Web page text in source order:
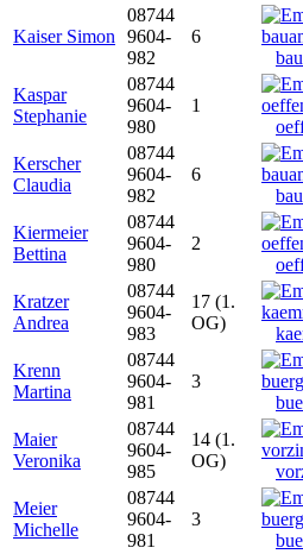
Kaiser Simon
08744
9604-
982
6
Kaspar
Stephanie
08744
9604-
980
1
Kerscher
Claudia
08744
9604-
982
6
Kiermeier
Bettina
08744
9604-
980
2
Kratzer
Andrea
08744
9604-
983
17 (1.
OG)
Krenn
Martina
08744
9604-
981
3
Maier
Veronika
08744
9604-
985
14 (1.
OG)
Meier
Michelle
08744
9604-
981
3